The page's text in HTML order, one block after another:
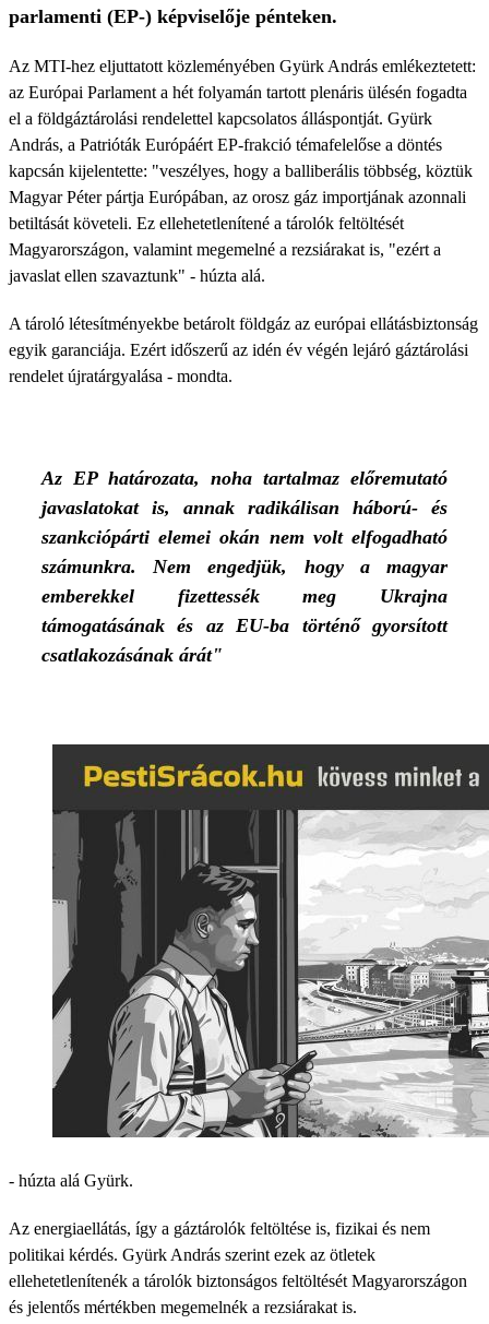
parlamenti (EP-) képviselője pénteken.
Az MTI-hez eljuttatott közleményében Gyürk András emlékeztetett:
az Európai Parlament a hét folyamán tartott plenáris ülésén fogadta
el a földgáztárolási rendelettel kapcsolatos álláspontját. Gyürk
András, a Patrióták Európáért EP-frakció témafelelőse a döntés
kapcsán kijelentette: "veszélyes, hogy a balliberális többség, köztük
Magyar Péter pártja Európában, az orosz gáz importjának azonnali
betiltását követeli. Ez ellehetetlenítené a tárolók feltöltését
Magyarországon, valamint megemelné a rezsiárakat is, "ezért a
javaslat ellen szavaztunk" - húzta alá.
A tároló létesítményekbe betárolt földgáz az európai ellátásbiztonság
egyik garanciája. Ezért időszerű az idén év végén lejáró gáztárolási
rendelet újratárgyalása - mondta.
Az EP határozata, noha tartalmaz előremutató
javaslatokat is, annak radikálisan háború- és
szankciópárti elemei okán nem volt elfogadható
számunkra. Nem engedjük, hogy a magyar
emberekkel fizettessék meg Ukrajna
támogatásának és az EU-ba történő gyorsított
csatlakozásának árát"
- húzta alá Gyürk.
Az energiaellátás, így a gáztárolók feltöltése is, fizikai és nem
politikai kérdés. Gyürk András szerint ezek az ötletek
ellehetetlenítenék a tárolók biztonságos feltöltését Magyarországon
és jelentős mértékben megemelnék a rezsiárakat is.